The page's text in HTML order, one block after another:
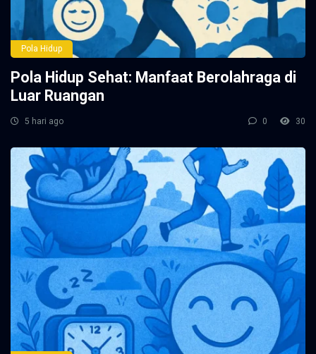
Pola Hidup
Pola Hidup Sehat: Manfaat Berolahraga di
Luar Ruangan
5 hari ago 0 30